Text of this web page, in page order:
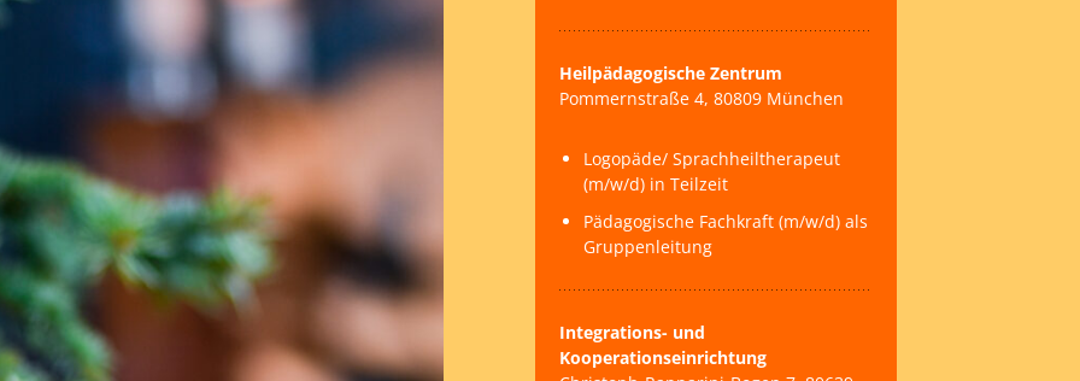
Heilpädagogische Zentrum
Pommernstraße 4, 80809 München
Logopäde/ Sprachheiltherapeut
(m/w/d) in Teilzeit
Pädagogische Fachkraft (m/w/d) als
Gruppenleitung
Integrations- und
Kooperationseinrichtung